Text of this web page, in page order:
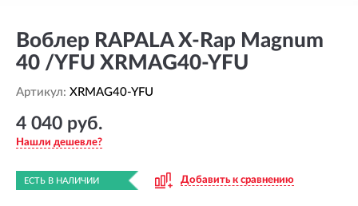
Воблер RAPALA X-Rap Magnum
40 /YFU XRMAG40-YFU
Артикул: XRMAG40-YFU
4 040 руб.
Нашли дешевле?
ЕСТЬ В НАЛИЧИИ Добавить к сравнению